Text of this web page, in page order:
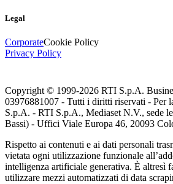
Legal
CorporateCookie Policy
Privacy Policy
Copyright © 1999-2026 RTI S.p.A.
03976881007 - Tutti i diritti riservati - Per
S.p.A. - RTI S.p.A., Mediaset N.V., sede
Bassi) - Uffici Viale Europa 46, 20093
Rispetto ai contenuti e ai dati personali
vietata ogni utilizzazione funzionale
intelligenza artificiale generativa. È altresì
utilizzare mezzi automatizzati di data